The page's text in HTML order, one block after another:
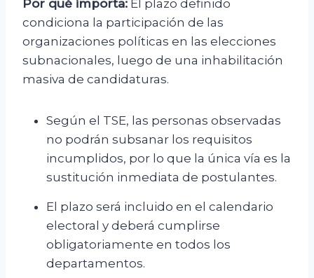
Por qué importa: El plazo definido
condiciona la participación de las
organizaciones políticas en las elecciones
subnacionales, luego de una inhabilitación
masiva de candidaturas.
Según el TSE, las personas observadas
no podrán subsanar los requisitos
incumplidos, por lo que la única vía es la
sustitución inmediata de postulantes.
El plazo será incluido en el calendario
electoral y deberá cumplirse
obligatoriamente en todos los
departamentos.